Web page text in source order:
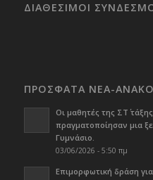
ΔΙΑΘΕΣΙΜΟΙ
ΠΡΟΣΦΑΤΑ ΝΕΑ-
Οι μαθητές της ΣΤ΄
πραγματοποίησαν μια
Γυμνάσιο.
03/06/2026 - 5:50 πμ
Επιμορφωτική δράση για